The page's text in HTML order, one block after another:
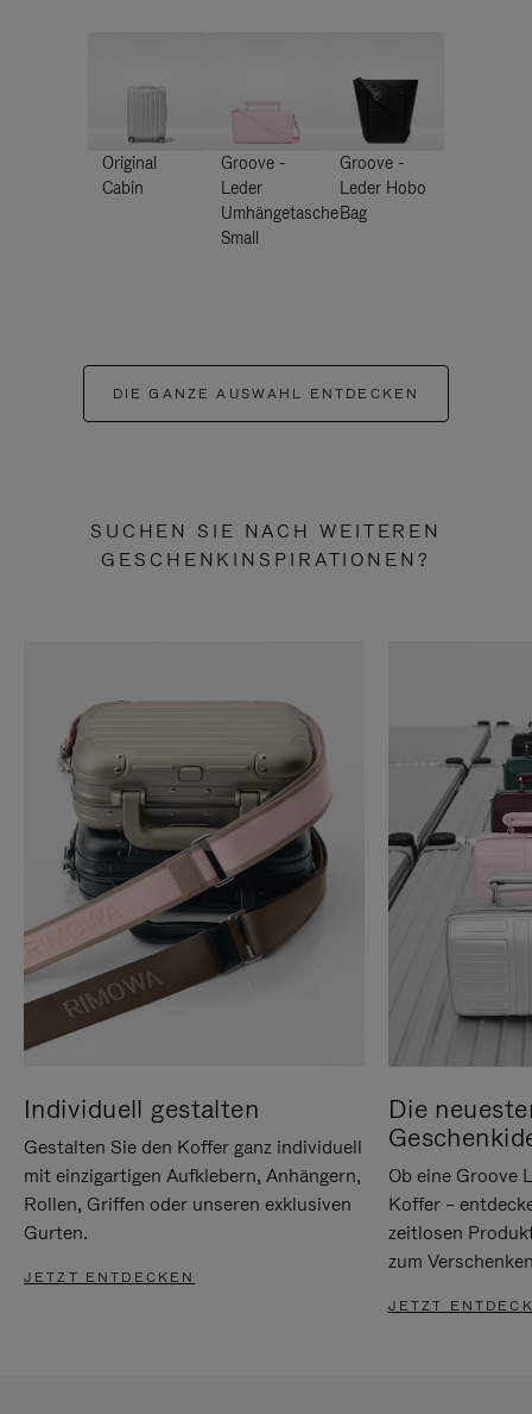
Original
Cabin
Groove -
Leder
Umhängetasche
Small
Groove -
Leder Hobo
Bag
DIE GANZE AUSWAHL ENTDECKEN
SUCHEN SIE NACH WEITEREN
GESCHENKINSPIRATIONEN?
Individuell gestalten
Gestalten Sie den Koffer ganz individuell
mit einzigartigen Aufklebern, Anhängern,
Rollen, Griffen oder unseren exklusiven
Gurten.
JETZT ENTDECKEN
Die
Ob eine Groove
Koffer –
zeitlosen
zum
JETZT